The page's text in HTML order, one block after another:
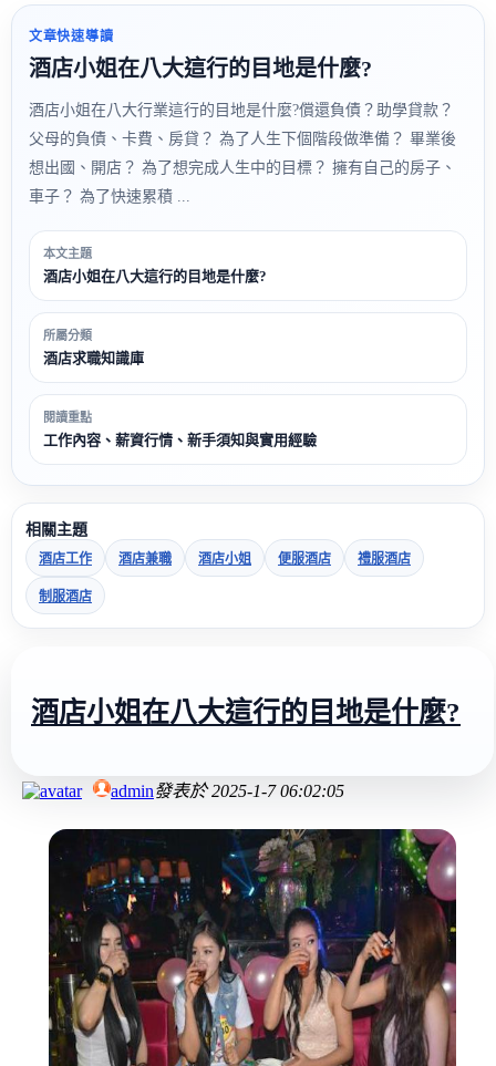
文章快速導讀
酒店小姐在八大這行的目地是什麼?
酒店小姐在八大行業這行的目地是什麼?償還負債？助學貸款？
父母的負債、卡費、房貸？ 為了人生下個階段做準備？ 畢業後
想出國、開店？ 為了想完成人生中的目標？ 擁有自己的房子、
車子？ 為了快速累積 ...
本文主題
酒店小姐在八大這行的目地是什麼?
所屬分類
酒店求職知識庫
閱讀重點
工作內容、薪資行情、新手須知與實用經驗
相關主題
酒店工作 酒店兼職 酒店小姐 便服酒店 禮服酒店
制服酒店
酒店小姐在八大這行的目地是什麼?
admin發表於2025-1-7 06:02:05